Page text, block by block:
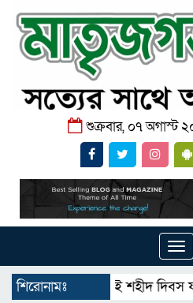
শুক্রবার, ০৭ অগাস্ট
শিরোনামঃজুলাই শহীদ দিবস যথাযোগ্য